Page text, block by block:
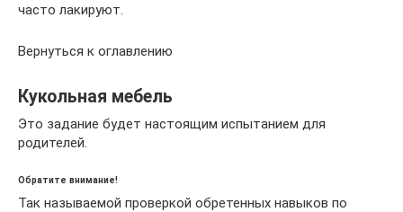
часто лакируют.
Вернуться к оглавлению
Кукольная мебель
Это задание будет настоящим испытанием для
родителей.
Обратите внимание!
Так называемой проверкой обретенных навыков по